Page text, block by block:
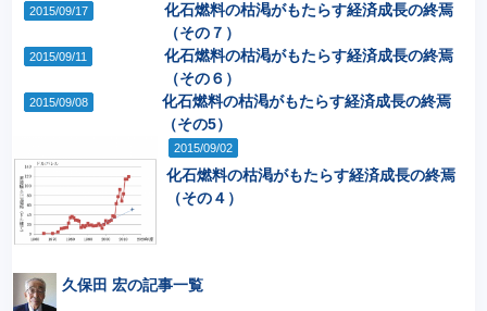
2015/09/17
化石燃料の枯渇がもたらす経済成長の終焉
（その７）
2015/09/11
化石燃料の枯渇がもたらす経済成長の終焉
（その６）
2015/09/08
化石燃料の枯渇がもたらす経済成長の終焉
（その5）
2015/09/02
化石燃料の枯渇がもたらす経済成長の終焉
（その４）
久保田 宏の記事一覧